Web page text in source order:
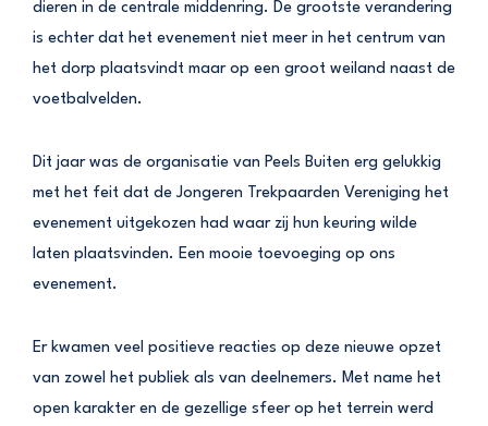
dieren in de centrale middenring. De grootste verandering
is echter dat het evenement niet meer in het centrum van
het dorp plaatsvindt maar op een groot weiland naast de
voetbalvelden.
Dit jaar was de organisatie van Peels Buiten erg gelukkig
met het feit dat de Jongeren Trekpaarden Vereniging het
evenement uitgekozen had waar zij hun keuring wilde
laten plaatsvinden. Een mooie toevoeging op ons
evenement.
Er kwamen veel positieve reacties op deze nieuwe opzet
van zowel het publiek als van deelnemers. Met name het
open karakter en de gezellige sfeer op het terrein werd